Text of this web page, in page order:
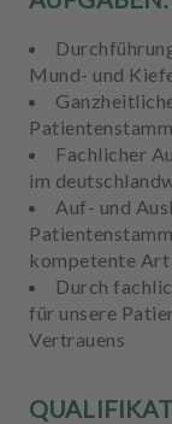
Mund- und
Fachlicher
im
Auf- und
kompetente Art
Durch
für unsere
Vertrauens